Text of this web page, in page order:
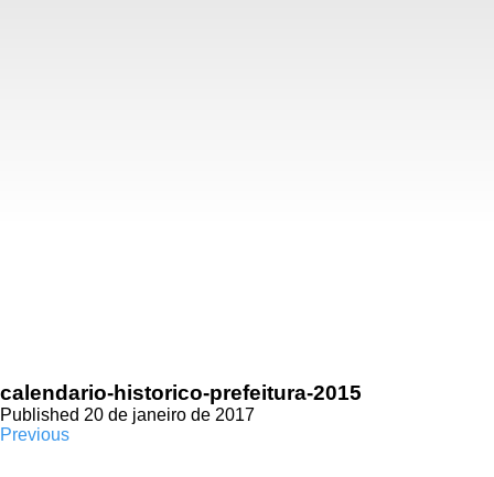
calendario-historico-prefeitura-2015
Published 20 de janeiro de 2017
Previous